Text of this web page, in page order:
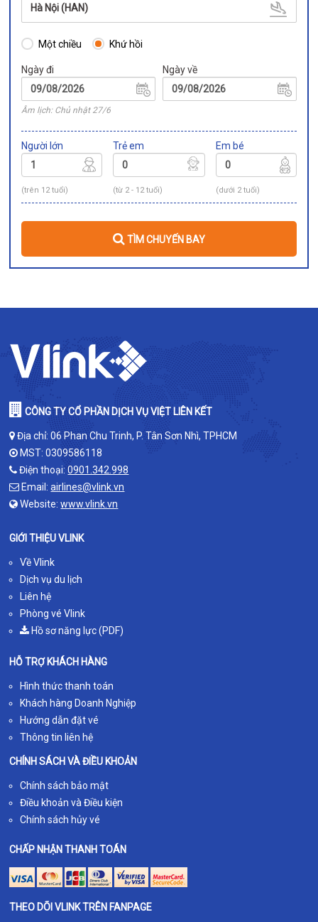
Hà Nội (HAN)
Một chiều Khứ hồi
Ngày đi
Âm lịch: Chủ nhật 27/6
Ngày về
Người lớn
(trên 12 tuổi)
Trẻ em
(từ 2 - 12 tuổi)
Em bé
(dưới 2 tuổi)
TÌM CHUYẾN BAY
CÔNG TY CỔ PHẦN DỊCH VỤ VIỆT LIÊN KẾT
Địa chỉ: 06 Phan Chu Trinh, P. Tân Sơn Nhì, TPHCM
MST: 0309586118
Điện thoại:0901.342.998
Email:airlines@vlink.vn
Website:www.vlink.vn
GIỚI THIỆU VLINK
Về Vlink
Dịch vụ du lịch
Liên hệ
Phòng vé Vlink
Hồ sơ năng lực (PDF)
HỖ TRỢ KHÁCH HÀNG
Hình thức thanh toán
Khách hàng Doanh Nghiệp
Hướng dẫn đặt vé
Thông tin liên hệ
CHÍNH SÁCH VÀ ĐIỀU KHOẢN
Chính sách bảo mật
Điều khoản và Điều kiện
Chính sách hủy vé
CHẤP NHẬN THANH TOÁN
THEO DÕI VLINK TRÊN FANPAGE